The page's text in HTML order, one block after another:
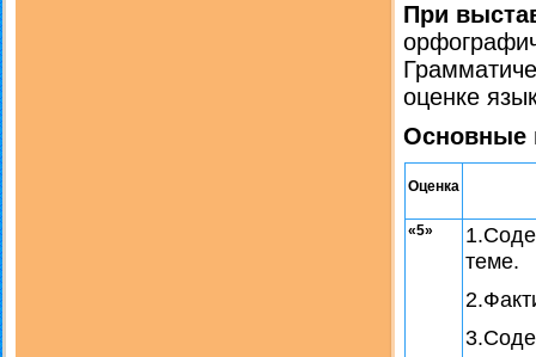
При
оценке
Основные
Оценка
«5»
теме.